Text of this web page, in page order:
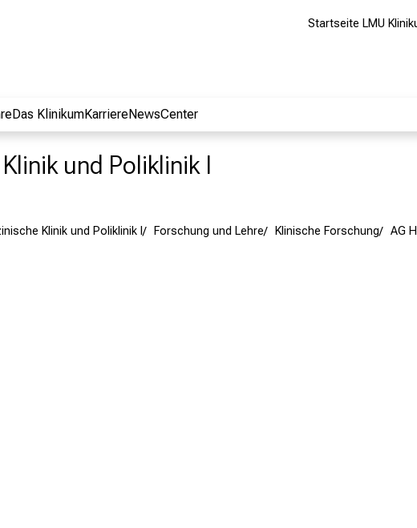
Startseite LMU
Das KlinikumKarriereNewsCenter
und Poliklinik I
Klinik und Poliklinik I Forschung und Lehre Klinische Forschung AG